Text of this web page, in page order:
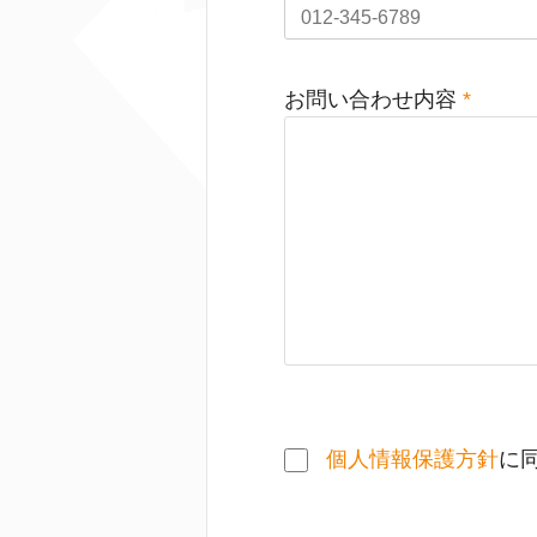
お問い合わせ内容 *
個人情報保護方針に